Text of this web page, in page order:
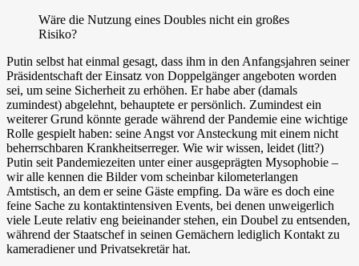
Wäre die Nutzung eines Doubles nicht ein großes
Risiko?
Putin selbst hat einmal gesagt, dass ihm in den Anfangsjahren seiner
Präsidentschaft der Einsatz von Doppelgänger angeboten worden
sei, um seine Sicherheit zu erhöhen. Er habe aber (damals
zumindest) abgelehnt, behauptete er persönlich. Zumindest ein
weiterer Grund könnte gerade während der Pandemie eine wichtige
Rolle gespielt haben: seine Angst vor Ansteckung mit einem nicht
beherrschbaren Krankheitserreger. Wie wir wissen, leidet (litt?)
Putin seit Pandemiezeiten unter einer ausgeprägten Mysophobie –
wir alle kennen die Bilder vom scheinbar kilometerlangen
Amtstisch, an dem er seine Gäste empfing. Da wäre es doch eine
feine Sache zu kontaktintensiven Events, bei denen unweigerlich
viele Leute relativ eng beieinander stehen, ein Doubel zu entsenden,
während der Staatschef in seinen Gemächern lediglich Kontakt zu
kameradiener und Privatsekretär hat.